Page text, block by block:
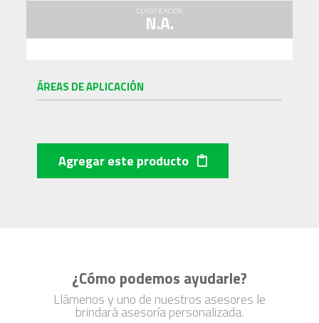
CLASIFICACIÓN
N.A.
ÁREAS DE APLICACIÓN
Agregar este producto
¿Cómo podemos ayudarle?
Llámenos y uno de nuestros asesores le
brindará asesoría personalizada.